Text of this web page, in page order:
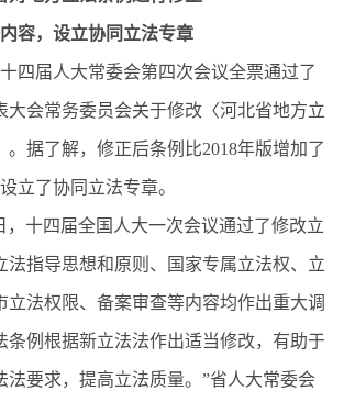
，设立协同立法专章
届人大常委会第四次会议全票通过了
大会常务委员会关于修改〈河北省地方立
。据了解，修正后条例比2018年版增加了
立了协同立法专章。
十四届全国人大一次会议通过了修改立
法指导思想和原则、国家专属立法权、立
立法权限、备案审查等内容均作出重大调
条例根据新立法法作出适当修改，有助于
法要求，提高立法质量。”省人大常委会